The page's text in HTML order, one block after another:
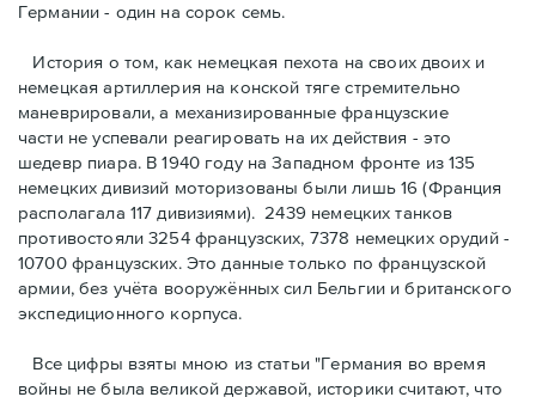
Германии - один на сорок семь.
История о том, как немецкая пехота на своих двоих и
немeцкая артиллерия на конской тяге стремительно
маневрировали, а механизированные французские
части не успевали реагировать на их действия - это
шедевр пиара. В 1940 году на Западном фронте из 135
немецких дивизий моторизованы были лишь 16 (Франция
располагала 117 дивизиями). 2439 немецких танков
противостояли 3254 французских, 7378 немецких орудий -
10700 французских. Это данные только по французской
армии, без учёта вооружённых сил Бельгии и британского
экспедиционного корпуса.
Bсе цифры взяты мною из статьи "Германия во время
войны не была великой державой, историки считают, что